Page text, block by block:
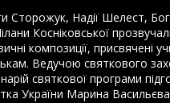
Сторожук, Надії Шелест,
Косніковської
композиції, присвячені
Ведучою святкового
святкової програми
України Марина